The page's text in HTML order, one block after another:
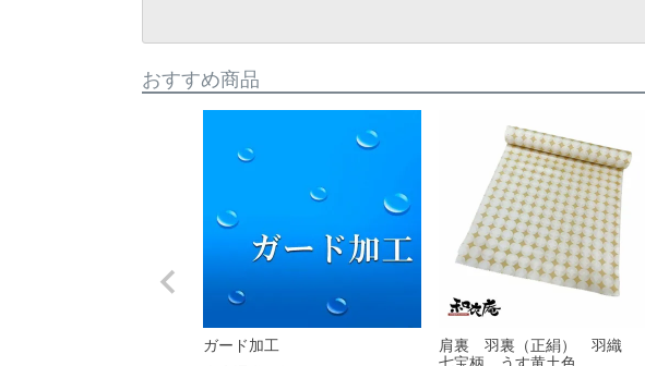
おすすめ商品
ガード加工
肩裏 羽裏（正絹） 羽織